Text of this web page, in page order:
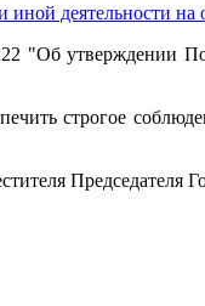
иной деятельности
"Об утверждении
строгое